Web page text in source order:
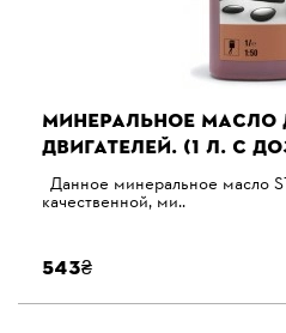
МИНЕРАЛЬНОЕ МАСЛО
ДВИГАТЕЛЕЙ. (1 Л. С
Данное минеральное масло
качественной, ми..
543₴